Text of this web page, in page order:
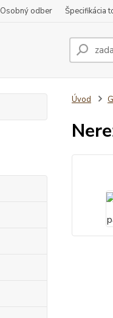
Osobný odber Špecifikácia
Úvod